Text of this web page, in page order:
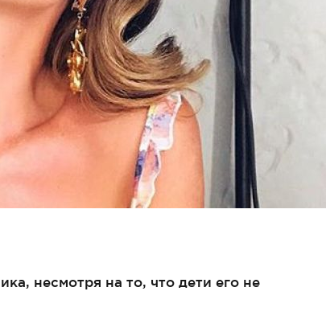
несмотря на то, что дети его не